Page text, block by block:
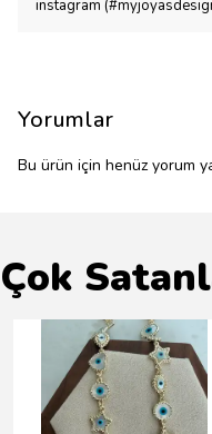
instagram
Yorumlar
Bu ürün için henüz yorum
Çok